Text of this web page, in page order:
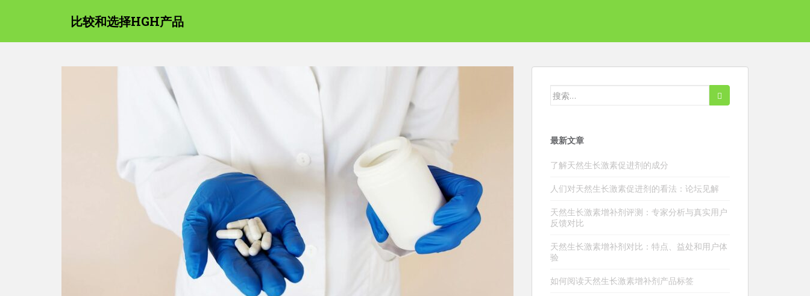
比较和选择HGH产品
搜
最新文章
了解天然生长激素促进剂的成分
人们对天然生长激素促进剂的看法：论坛见解
天然生长激素增补剂评测：专家分析与真实用户
反馈对比
天然生长激素增补剂对比：特点、益处和用户体
验
如何阅读天然生长激素增补剂产品标签